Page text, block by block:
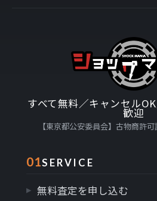
すべて無料／キャンセル
歓迎
【東京都公安委員会】古物商許
01SERVICE
無料査定を申し込む